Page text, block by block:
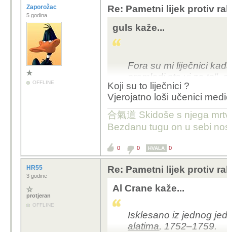
Zaporožac
5 godina
OFFLINE
Re: Pametni lijek protiv
guls kaže...
Fora su mi liječnici
premladi ste vi za
Koji su to liječnici ?
Vjerojatno loši učenici
合氣道 Skidoše s njega
Bezdanu tugu on u sebi
0 0 HVALA 0
HR55
3 godine
protjeran
OFFLINE
Re: Pametni lijek protiv
Al Crane kaže...
Isklesano iz jednog
alatima, 1752–1759.